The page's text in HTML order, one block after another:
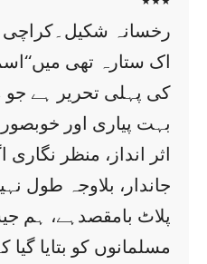
رخسانہ شکیل۔کراچی
کی پہلی تحریر ہے
بہت پیاری اور
اثر انداز، منظر
جاندار، بلاوجہ طول
پلاٹ بامقصدہے، ہم
مسلمانوں کو بتایا